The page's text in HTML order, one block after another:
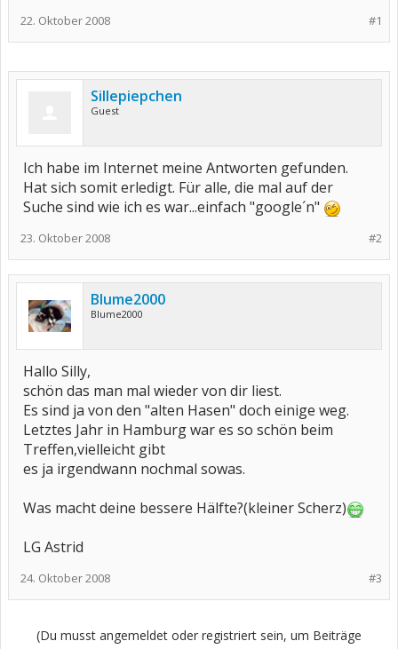
#1
22. Oktober 2008
Sillepiepchen
Guest
Ich habe im Internet meine Antworten gefunden.
Hat sich somit erledigt. Für alle, die mal auf der
Suche sind wie ich es war...einfach "google´n"
#2
23. Oktober 2008
Blume2000
Blume2000
Hallo Silly,
schön das man mal wieder von dir liest.
Es sind ja von den "alten Hasen" doch einige weg.
Letztes Jahr in Hamburg war es so schön beim
Treffen,vielleicht gibt
es ja irgendwann nochmal sowas.
Was macht deine bessere Hälfte?(kleiner Scherz)
LG Astrid
#3
24. Oktober 2008
(Du musst angemeldet oder registriert sein, um Beiträge